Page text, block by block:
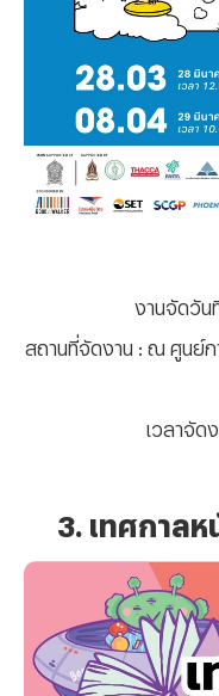
งานจัดวัน
สถานที่จัดงาน : ณ ศูนย์ก
เวลาจัด
3. เทศกาล